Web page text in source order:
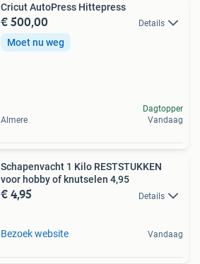
Cricut AutoPress Hittepress
€ 500,00 Details
Moet nu weg
Almere
Dagtopper
Vandaag
Schapenvacht 1 Kilo RESTSTUKKEN
voor hobby of knutselen 4,95
€ 4,95 Details
Bezoek website Vandaag